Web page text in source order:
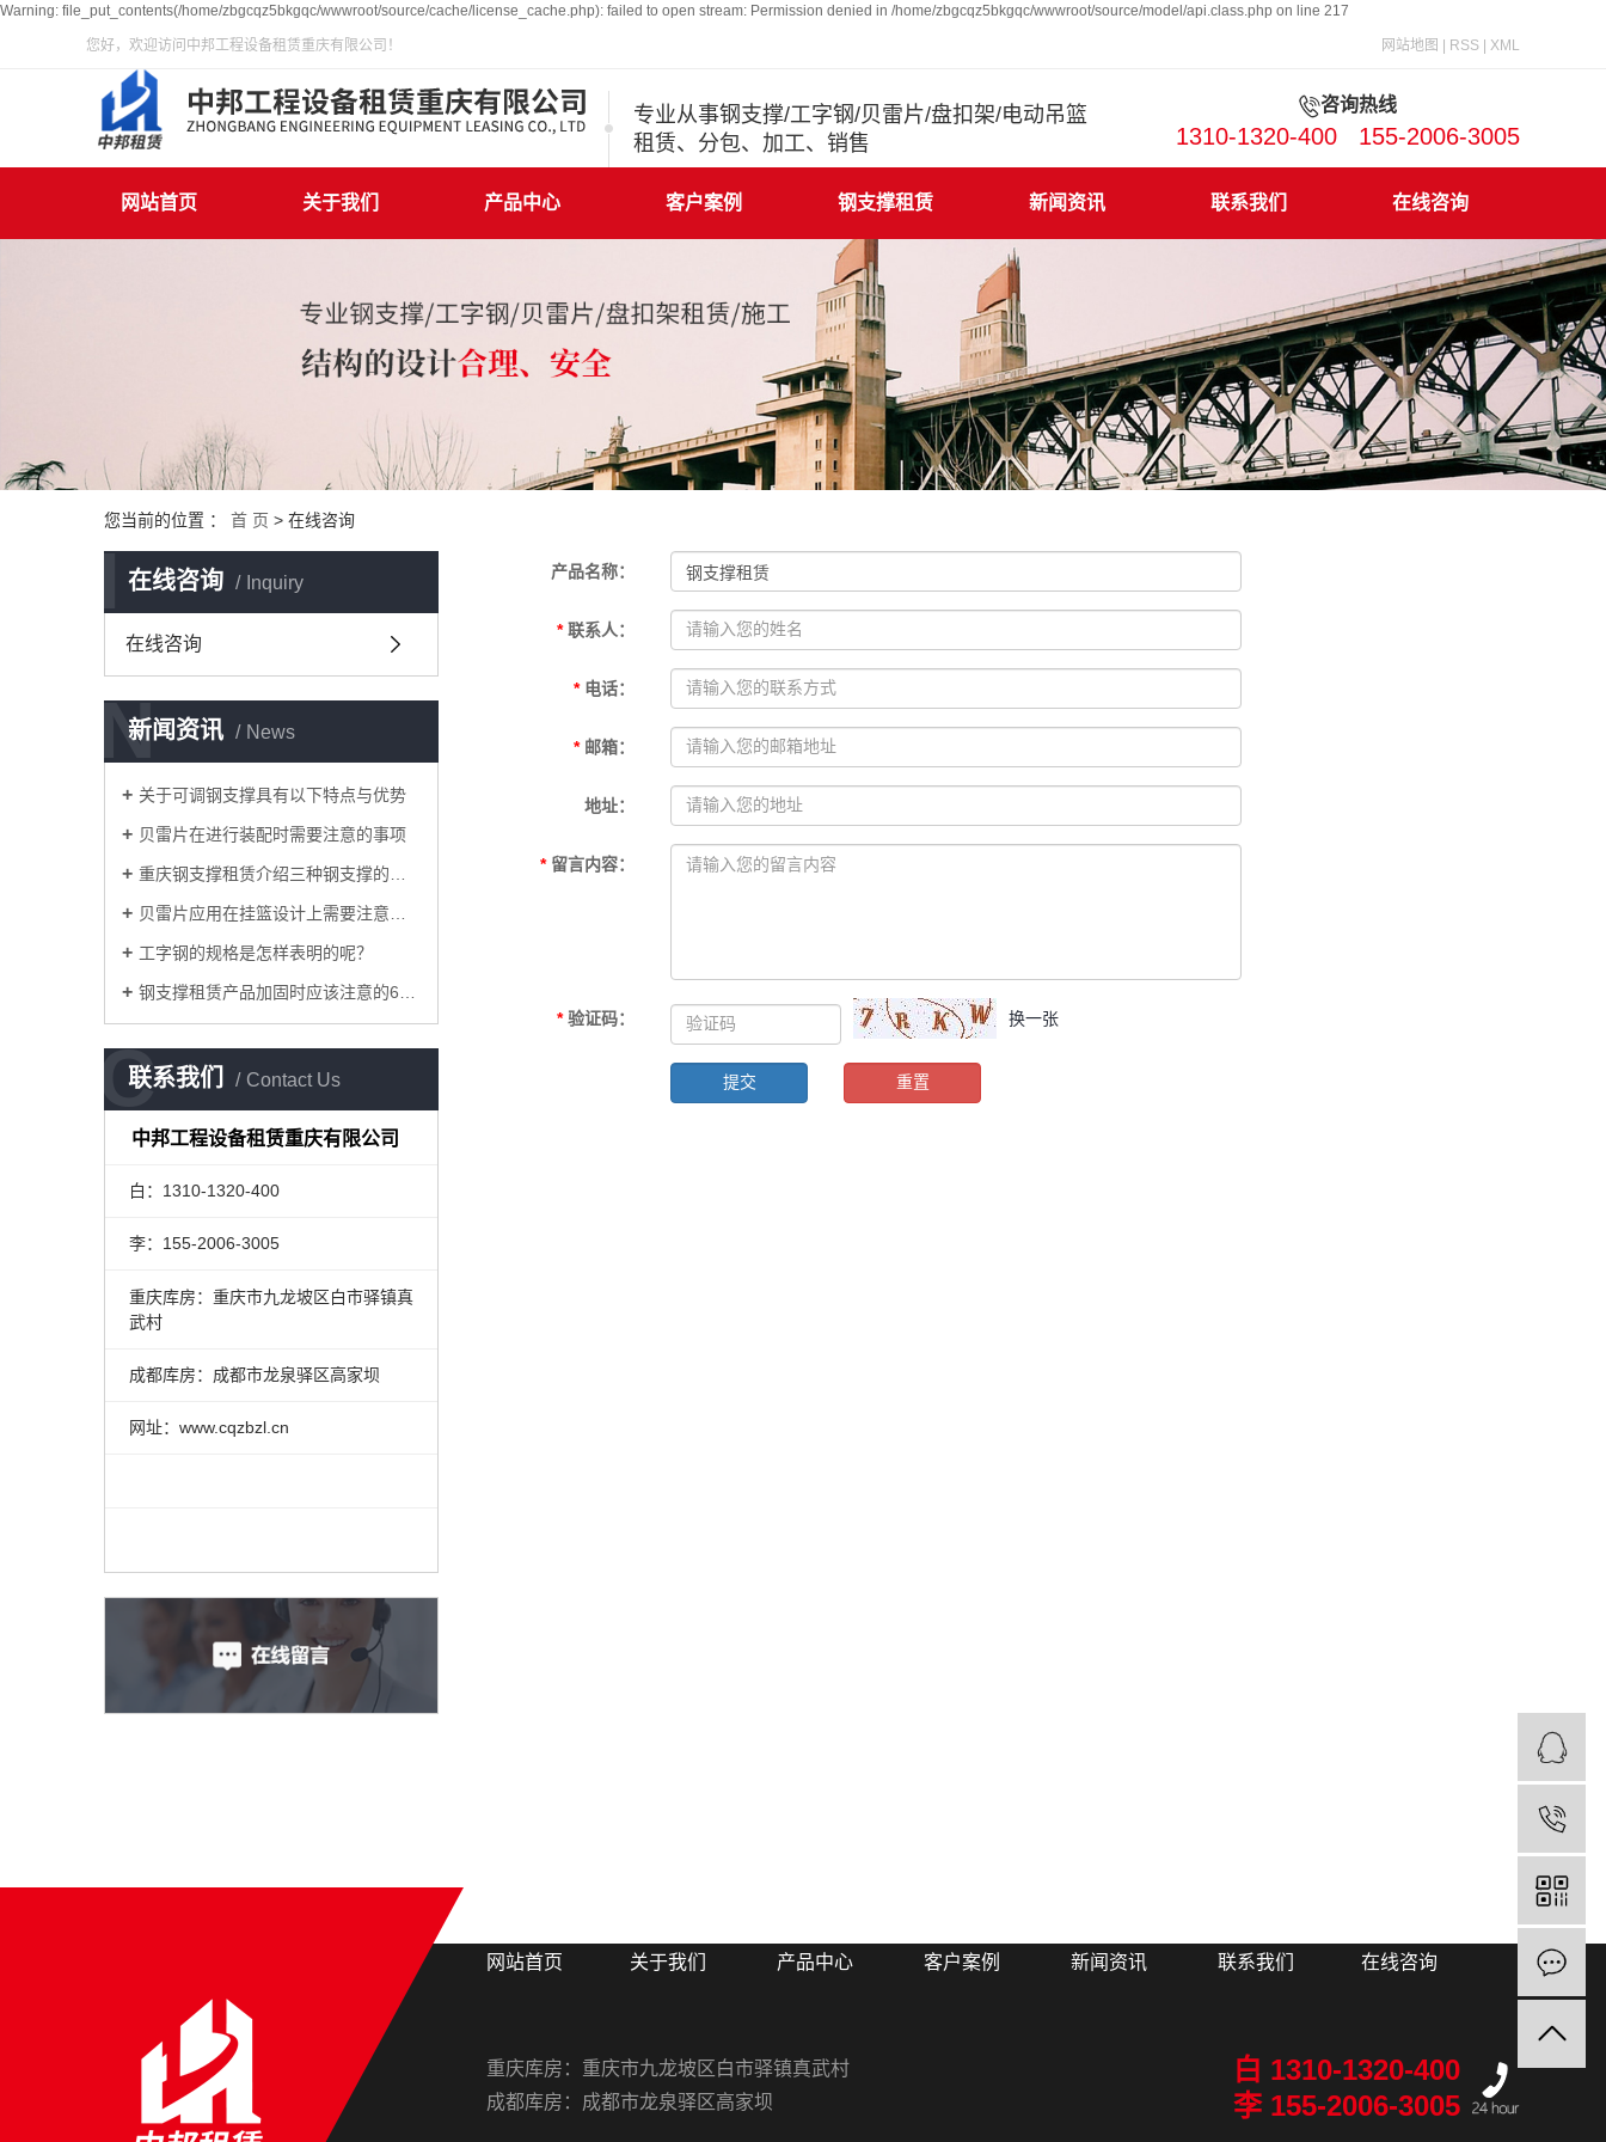
Warning: file_put_contents(/home/zbgcqz5bkgqc/wwwroot/source/cache/license_cache.php): failed to open stream: Permission denied in /home/zbgcqz5bkgqc/wwwroot/source/model/api.class.php on line 217
您好，欢迎访问中邦工程设备租赁重庆有限公司！ 网站地图 RSS XML
专业从事钢支撑/工字钢/贝雷片/盘扣架/电动吊篮
租赁、分包、加工、销售
咨询热线
1310-1320-400 155-2006-3005
网站首页 关于我们 产品中心 客户案例 钢支撑租赁 新闻资讯 联系我们 在线咨询
您当前的位置 ： 首 页 > 在线咨询
在线咨询 Inquiry
I
在线咨询
新闻资讯 News
N
关于可调钢支撑具有以下特点与优势
贝雷片在进行装配时需要注意的事项
重庆钢支撑租赁介绍三种钢支撑的适用场景
贝雷片应用在挂篮设计上需要注意的事项有哪些？
工字钢的规格是怎样表明的呢？
钢支撑租赁产品加固时应该注意的6点要求是什么
联系我们 Contact Us
C
中邦工程设备租赁重庆有限公司
白：1310-1320-400
李：155-2006-3005
重庆库房：重庆市九龙坡区白市驿镇真
武村
成都库房：成都市龙泉驿区高家坝
网址：www.cqzbzl.cn
产品名称：
* 联系人：
* 电话：
* 邮箱：
地址：
* 留言内容：
* 验证码： 换一张
网站首页 关于我们 产品中心 客户案例 新闻资讯 联系我们 在线咨询
重庆库房：重庆市九龙坡区白市驿镇真武村
成都库房：成都市龙泉驿区高家坝
白 1310-1320-400
李 155-2006-3005